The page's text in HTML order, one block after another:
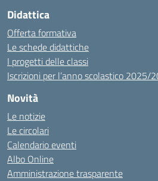
Didattica
Offerta formativa
Le schede didattiche
I progetti delle classi
Iscrizioni per l’anno scolastico 2025/
Novità
Le notizie
Le circolari
Calendario eventi
Albo Online
Amministrazione trasparente